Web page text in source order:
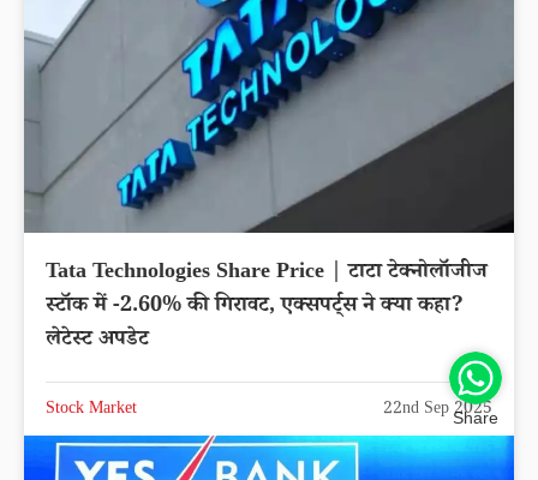
Tata Technologies Share Price | टाटा टेक्नोलॉजीज
स्टॉक में -2.60% की गिरावट, एक्सपर्ट्स ने क्या कहा?
लेटेस्ट अपडेट
Stock Market 22nd Sep 2025
Share